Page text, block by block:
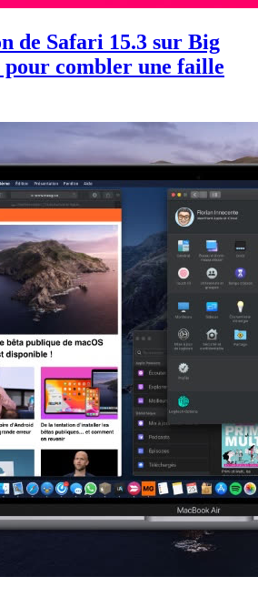
de Safari 15.3 sur Big
combler une faille